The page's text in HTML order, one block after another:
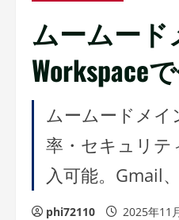
ムームード
Workspace
ムームードメイ
率・セキュリテ
入可能。Gmail
phi72110 2025年11